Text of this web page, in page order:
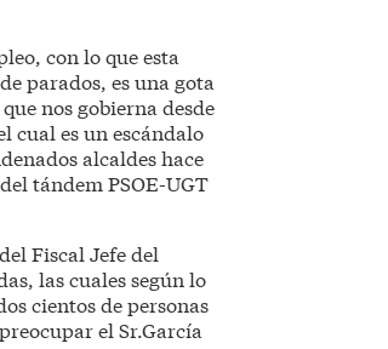
con lo que esta
parados, es una gota
nos gobierna desde
cual es un escándalo
alcaldes hace
tándem PSOE-UGT
Fiscal Jefe del
las cuales según lo
cientos de personas
el Sr.García